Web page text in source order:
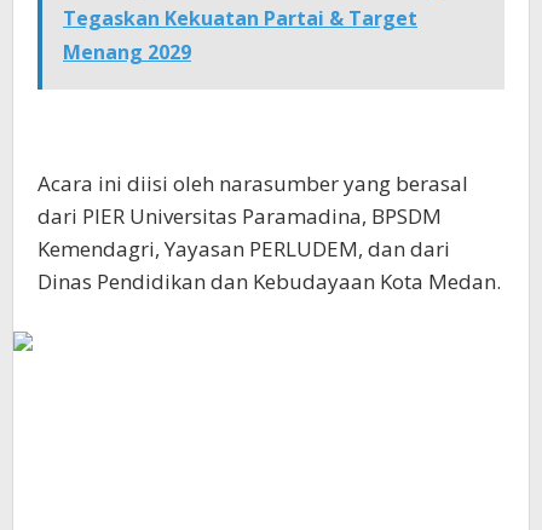
Tegaskan Kekuatan Partai & Target
Menang 2029
Acara ini diisi oleh narasumber yang berasal
dari PIER Universitas Paramadina, BPSDM
Kemendagri, Yayasan PERLUDEM, dan dari
Dinas Pendidikan dan Kebudayaan Kota Medan.